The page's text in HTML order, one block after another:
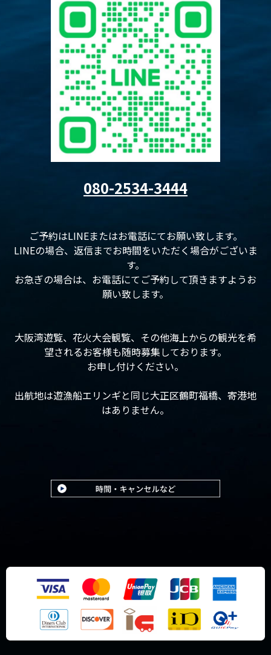
080-2534-3444
ご予約はLINEまたはお電話にてお願い致します。
LINEの場合、返信までお時間をいただく場合がございま
す。
お急ぎの場合は、お電話にてご予約して頂きますようお
願い致します。
大阪湾遊覧、花火大会観覧、その他海上からの観光を希
望されるお客様も随時募集しております。
お申し付けください。
出航地は遊漁船エリンギと同じ大正区鶴町福橋、寄港地
はありません。